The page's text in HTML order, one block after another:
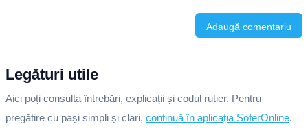
Adaugă comentariu
Legături utile
Aici poți consulta întrebări, explicații și codul rutier. Pentru
pregătire cu pași simpli și clari, continuă în aplicația SoferOnline.